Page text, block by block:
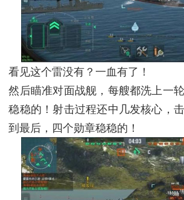
看见这个雷没有？一血有了！
然后瞄准对面战舰，每艘都洗上一
稳稳的！射击过程还中几发核心，
到最后，四个勋章稳稳的！